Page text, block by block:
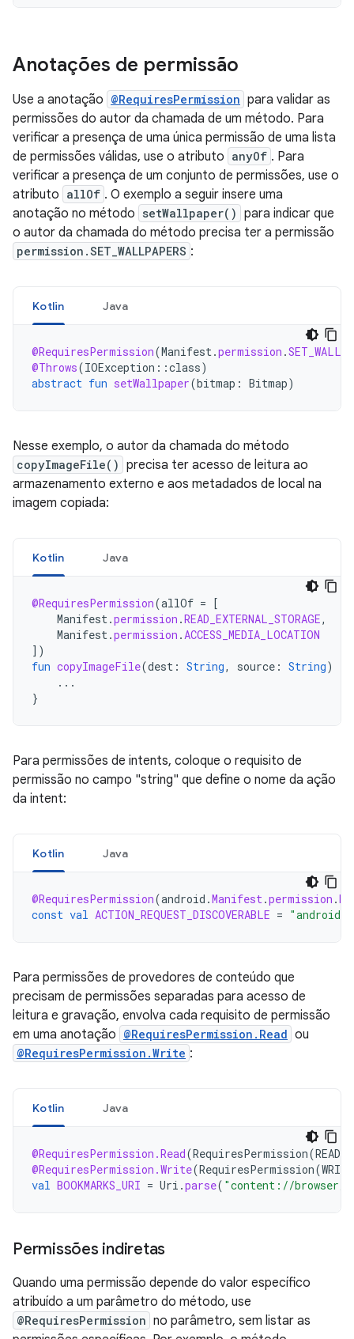
Anotações de permissão
Use a anotação @RequiresPermission para validar as
permissões do autor da chamada de um método. Para
verificar a presença de uma única permissão de uma lista
de permissões válidas, use o atributo anyOf . Para
verificar a presença de um conjunto de permissões, use o
atributo allOf . O exemplo a seguir insere uma
anotação no método setWallpaper() para indicar que
o autor da chamada do método precisa ter a permissão
permission.SET_WALLPAPERS :
Kotlin Java
@RequiresPermission(Manifest.permission .
@Throws(IOException ::class)
abstract fun setWallpaper(bitmap : Bitmap)
Nesse exemplo, o autor da chamada do método
copyImageFile() precisa ter acesso de leitura ao
armazenamento externo e aos metadados de local na
imagem copiada:
Kotlin Java
@RequiresPermission(allOf = [
Manifest.permission .READ_EXTERNAL_STORAGE,
Manifest.permission .ACCESS_MEDIA_LOCATION
] )
fun copyImageFile(dest : String, source : String)
...
}
Para permissões de intents, coloque o requisito de
permissão no campo "string" que define o nome da ação
da intent:
Kotlin Java
@RequiresPermission(android .Manifest.permission .
const val ACTION_REQUEST_DISCOVERABLE =
Para permissões de provedores de conteúdo que
precisam de permissões separadas para acesso de
leitura e gravação, envolva cada requisito de permissão
em uma anotação @RequiresPermission.Read ou
@RequiresPermission.Write :
Kotlin Java
@RequiresPermission.Read(RequiresPermission(
@RequiresPermission.Write(RequiresPermission(
val BOOKMARKS_URI = Uri .parse( "content://browser/
Permissões indiretas
Quando uma permissão depende do valor específico
atribuído a um parâmetro do método, use
@RequiresPermission no parâmetro, sem listar as